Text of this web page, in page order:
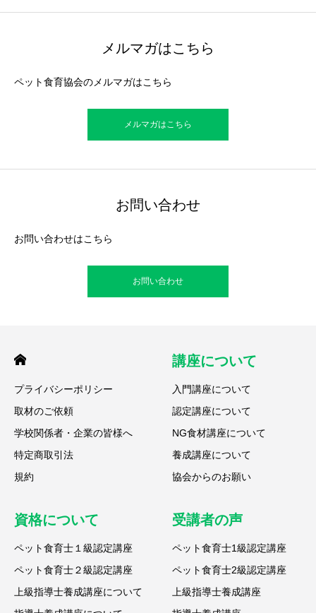
メルマガはこちら
ペット食育協会のメルマガはこちら
メルマガはこちら
お問い合わせ
お問い合わせはこちら
お問い合わせ
プライバシーポリシー
取材のご依頼
学校関係者・企業の皆様へ
特定商取引法
規約
講座について
入門講座について
認定講座について
NG食材講座について
養成講座について
協会からのお願い
資格について
ペット食育士１級認定講座
ペット食育士２級認定講座
上級指導士養成講座について
受講者の声
ペット食育士1級認定講座
ペット食育士2級認定講座
上級指導士養成講座